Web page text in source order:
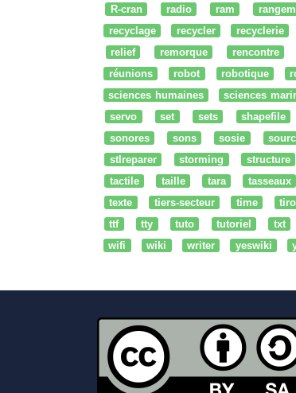
R-cran
radio ram
recyclage
recycler recyclerie
relief
remorque rencontre
réunions
robot robotique
sciences humaines
sciences
servo
set sets shapefile
sonores
sons sosie
stlreparer
storming structure
tactile
taille tara tasseaux
texte
tiers-secteur time
ttf
tty tuto tutoriel txt
wifi
wiki writer yeswiki